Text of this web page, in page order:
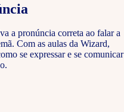
a pronúncia correta ao falar a
Com as aulas da Wizard,
se expressar e se comunicar